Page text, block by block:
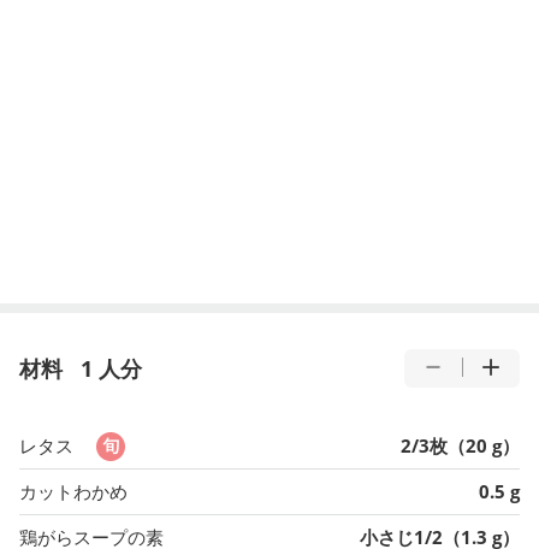
材料 1 人分
レタス
2/3枚（20 g）
カットわかめ
0.5 g
鶏がらスープの素
小さじ1/2（1.3 g）